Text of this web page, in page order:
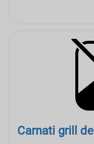
Carnati grill